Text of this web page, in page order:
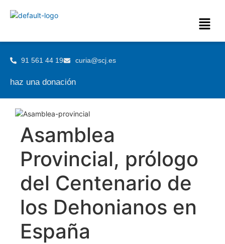
91 561 44 19 curia@scj.es
haz una donación
Asamblea
Provincial, prólogo
del Centenario de
los Dehonianos en
España